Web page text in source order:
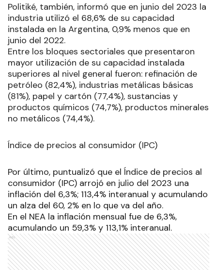
Politiké, también, informó que en junio del 2023 la
industria utilizó el 68,6% de su capacidad
instalada en la Argentina, 0,9% menos que en
junio del 2022.
Entre los bloques sectoriales que presentaron
mayor utilización de su capacidad instalada
superiores al nivel general fueron: refinación de
petróleo (82,4%), industrias metálicas básicas
(81%), papel y cartón (77,4%), sustancias y
productos químicos (74,7%), productos minerales
no metálicos (74,4%).
Índice de precios al consumidor (IPC)
Por último, puntualizó que el Índice de precios al
consumidor (IPC) arrojó en julio del 2023 una
inflación del 6,3%; 113,4% interanual y acumulando
un alza del 60, 2% en lo que va del año.
En el NEA la inflación mensual fue de 6,3%,
acumulando un 59,3% y 113,1% interanual.
Ads